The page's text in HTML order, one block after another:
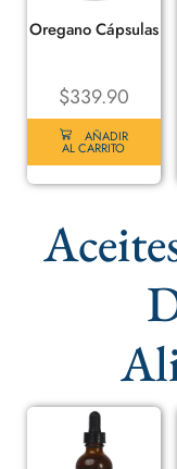
Oregano Cápsulas
$339.90
AÑADIR
AL CARRITO